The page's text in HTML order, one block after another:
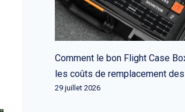
Comment le bon Flight Case
les coûts de remplacement
29 juillet 2026